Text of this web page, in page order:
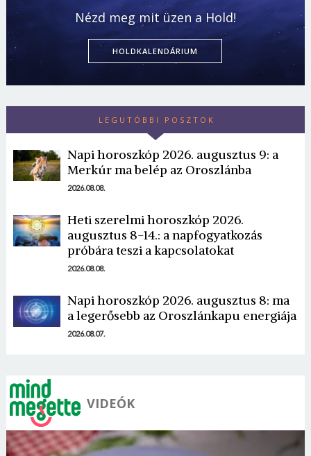
Nézd meg mit üzen a Hold!
HOLDKALENDÁRIUM
LEGUTÓBBI POSZTOK
Napi horoszkóp 2026. augusztus 9: a
Merkúr ma belép az Oroszlánba
2026.08.08.
Heti szerelmi horoszkóp 2026.
augusztus 8-14.: a napfogyatkozás
próbára teszi a kapcsolatokat
2026.08.08.
Napi horoszkóp 2026. augusztus 8: ma
a legerősebb az Oroszlánkapu energiája
2026.08.07.
VIDEÓK
Borsonline bejelentkezés
E-mail cím vagy felhasználónév
Jelszó